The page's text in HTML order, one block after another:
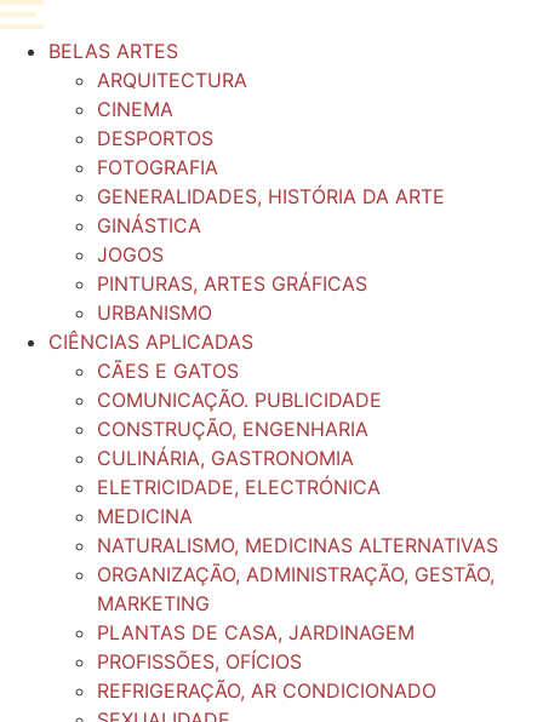
Pular
conteúdo
BELAS ARTES
ARQUITECTURA
CINEMA
DESPORTOS
FOTOGRAFIA
GENERALIDADES, HISTÓRIA DA ARTE
GINÁSTICA
JOGOS
PINTURAS, ARTES GRÁFICAS
URBANISMO
CIÊNCIAS APLICADAS
CÃES E GATOS
COMUNICAÇÃO. PUBLICIDADE
CONSTRUÇÃO, ENGENHARIA
CULINÁRIA, GASTRONOMIA
ELETRICIDADE, ELECTRÓNICA
MEDICINA
NATURALISMO, MEDICINAS ALTERNATIVAS
ORGANIZAÇÃO, ADMINISTRAÇÃO, GESTÃO,
MARKETING
PLANTAS DE CASA, JARDINAGEM
PROFISSÕES, OFÍCIOS
REFRIGERAÇÃO, AR CONDICIONADO